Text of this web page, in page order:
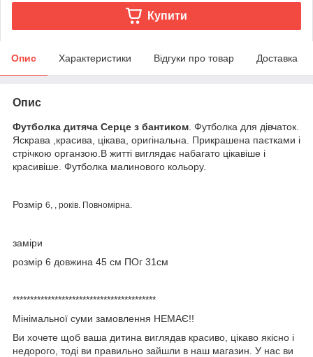
Купити
Опис Характеристики Відгуки про товар Доставка
Опис
Футболка дитяча Серце з бантиком . Футболка для дівчаток.
Яскрава ,красива, цікава, оригінальна. Прикрашена паєтками і
стрічкою органзою.В житті виглядає набагато цікавіше і
красивіше. Футболка малинового кольору.
Розмір 6, , років. Повномірна.
заміри
розмір 6 довжина 45 см ПОг 31см
*****************************************
Мінімальної суми замовлення НЕМАЄ!!
Ви хочете щоб ваша дитина виглядав красиво, цікаво якісно і
недорого, тоді ви правильно зайшли в наш магазин. У нас ви